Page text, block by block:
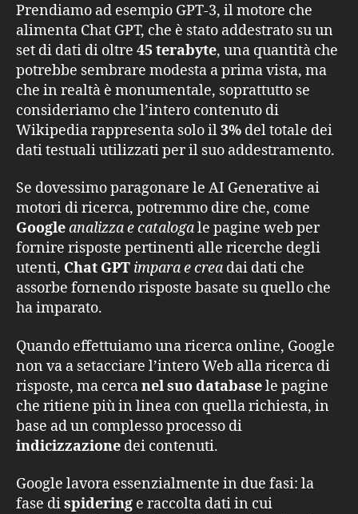
Prendiamo ad esempio GPT-3, il motore che
alimenta Chat GPT, che è stato addestrato su un
set di dati di oltre 45 terabyte, una quantità che
potrebbe sembrare modesta a prima vista, ma
che in realtà è monumentale, soprattutto se
consideriamo che l’intero contenuto di
Wikipedia rappresenta solo il3% del totale dei
dati testuali utilizzati per il suo addestramento.
Se dovessimo paragonare le AI Generative ai
motori di ricerca, potremmo dire che, come
Googleanalizza e catalogale pagine web per
fornire risposte pertinenti alle ricerche degli
utenti, Chat GPT impara e crea dai dati che
assorbe fornendo risposte basate su quello che
ha imparato.
Quando effettuiamo una ricerca online, Google
non va a setacciare l’intero Web alla ricerca di
risposte, ma cercanel suo databasele pagine
che ritiene più in linea con quella richiesta, in
base ad un complesso processo di
indicizzazione dei contenuti.
Google lavora essenzialmente in due fasi: la
fase dispidering e raccolta dati in cui